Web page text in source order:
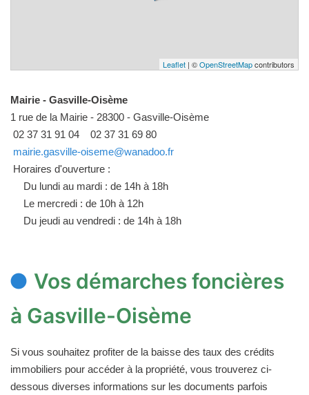
Leaflet | ©OpenStreetMapcontributors
Mairie - Gasville-Oisème
1 rue de la Mairie - 28300 - Gasville-Oisème
02 37 31 91 04
02 37 31 69 80
mairie.gasville-oiseme@wanadoo.fr
Horaires d'ouverture :
Du lundi au mardi : de 14h à 18h
Le mercredi : de 10h à 12h
Du jeudi au vendredi : de 14h à 18h
Vos démarches foncières
à Gasville-Oisème
Si vous souhaitez profiter de la baisse des taux des crédits
immobiliers pour accéder à la propriété, vous trouverez ci-
dessous diverses informations sur les documents parfois